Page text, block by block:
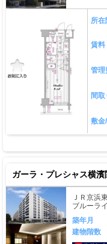
所在
賃料
管理
間取
敷金
ガーラ・プレシャス横濱
ＪＲ京浜
ブルーラ
築年月
建物階数